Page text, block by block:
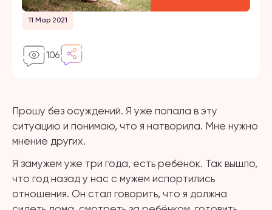
11 Мар 2021
106
Прошу без осуждений. Я уже попала в эту
ситуацию и понимаю, что я натворила. Мне нужно
мнение других.
Я замужем уже три года, есть ребёнок. Так вышло,
что год назад у нас с мужем испортились
отношения. Он стал говорить, что я должна